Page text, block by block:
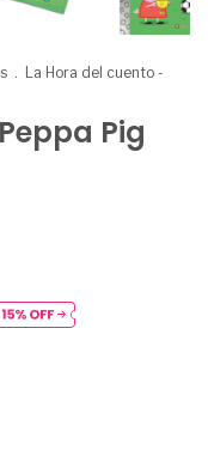
. La Hora del cuento -
Pig